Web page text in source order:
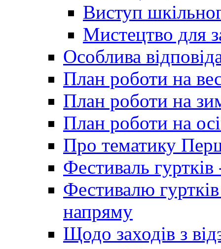
Виступ
Мистецтво для
Особлива
План роботи на
План роботи на
План роботи на
Про тематику
Фестиваль
Фестивалю
напряму
Щодо заходів з